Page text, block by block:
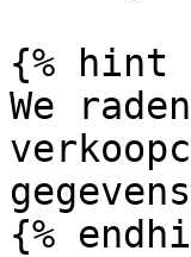
{% hint
We
{%